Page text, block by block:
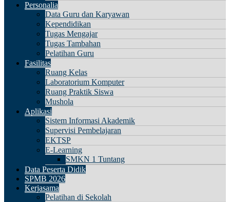
Personalia
Data Guru dan Karyawan
Kependidikan
Tugas Mengajar
Tugas Tambahan
Pelatihan Guru
Fasilitas
Ruang Kelas
Laboratorium Komputer
Ruang Praktik Siswa
Mushola
Aplikasi
Sistem Informasi Akademik
Supervisi Pembelajaran
EKTSP
E-Learning
SMKN 1 Tuntang
Data Peserta Didik
SPMB 2026
Kerjasama
Pelatihan di Sekolah